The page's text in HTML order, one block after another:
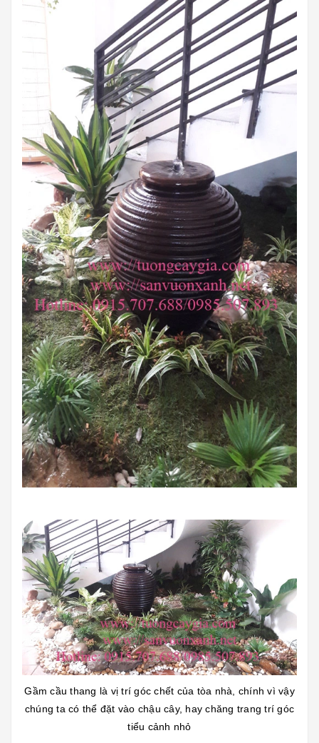
Gầm cầu thang là vị trí góc chết của tòa nhà, chính vì vậy
chúng ta có thể đặt vào chậu cây, hay chăng trang trí góc
tiểu cảnh nhỏ